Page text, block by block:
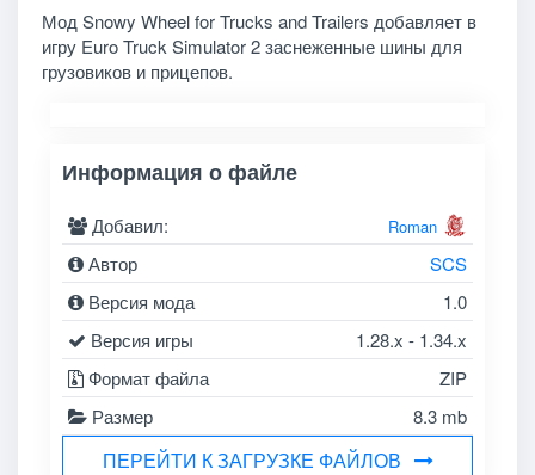
Мод Snowy Wheel for Trucks and Trailers добавляет в
игру Euro Truck Simulator 2 заснеженные шины для
грузовиков и прицепов.
Информация о файле
Добавил: Roman
Автор
SCS
Версия мода
1.0
Версия игры
1.28.x - 1.34.x
Формат файла
ZIP
Размер
8.3 mb
ПЕРЕЙТИ К ЗАГРУЗКЕ ФАЙЛОВ